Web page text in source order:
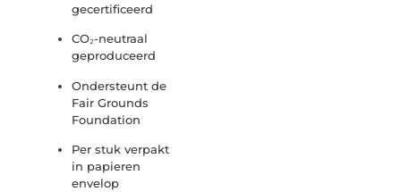
gecertificeerd
CO₂-neutraal
geproduceerd
Ondersteunt de
Fair Grounds
Foundation
Per stuk verpakt
in papieren
envelop